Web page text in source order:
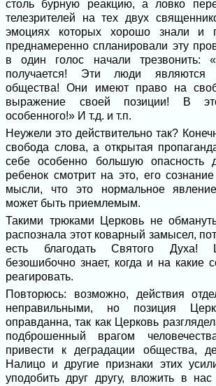
столь бурную реакцию, а ловко
телезрителей на тех двух
эмоциях которых хорошо знали и
преднамеренно спланировали эту
в один голос начали трезвонить:
получается! Эти люди являются
общества! Они имеют право на
выражение своей позиции! В
особенного!» И т.д. и т.п.
Неужели это действительно так?
свобода слова, а открытая
себе особенно большую опасность
ребенок смотрит на это, его
мысли, что это нормальное
может быть приемлемым.
Такими трюками Церковь не
распознала этот коварный замысел,
есть благодать Святого Духа!
безошибочно знает, когда и на какие
реагировать.
Повторюсь: возможно, действия
неправильными, но позиция
оправданна, так как Церковь
подброшенный врагом
привести к деградации общества,
Налицо и другие признаки этих
уподобить друг другу, вложить в